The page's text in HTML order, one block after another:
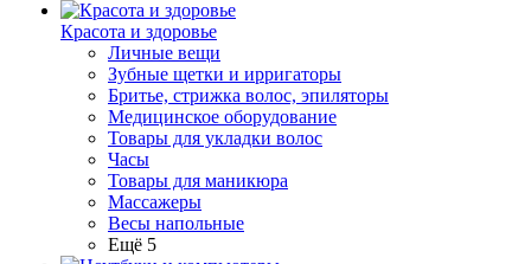
Красота и здоровье
Личные вещи
Зубные щетки и ирригаторы
Бритье, стрижка волос, эпиляторы
Медицинское оборудование
Товары для укладки волос
Часы
Товары для маникюра
Массажеры
Весы напольные
Ещё 5